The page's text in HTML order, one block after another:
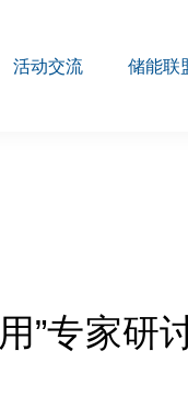
活动交流 储能联
”专家研